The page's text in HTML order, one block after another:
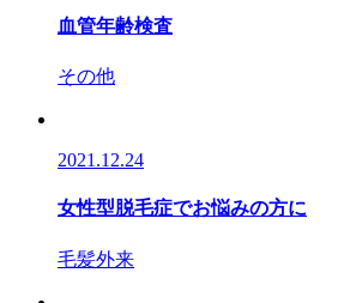
血管年齢検査
その他
2021.12.24
女性型脱毛症でお悩みの方に
毛髪外来